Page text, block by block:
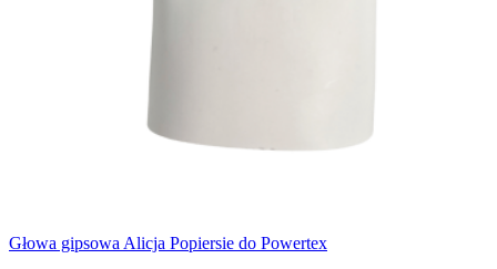
Głowa gipsowa Alicja Popiersie do Powertex